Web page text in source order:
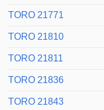
TORO 21771
TORO 21810
TORO 21811
TORO 21836
TORO 21843